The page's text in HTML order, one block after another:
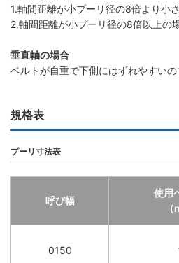
1.軸間距離が小プーリ径の8倍より小
2.軸間距離が小プーリ径の8倍以上の
垂直軸の場合
ベルトが自重で下側にはずれやすい
規格表
プーリ寸法表
呼び幅
使用
0150